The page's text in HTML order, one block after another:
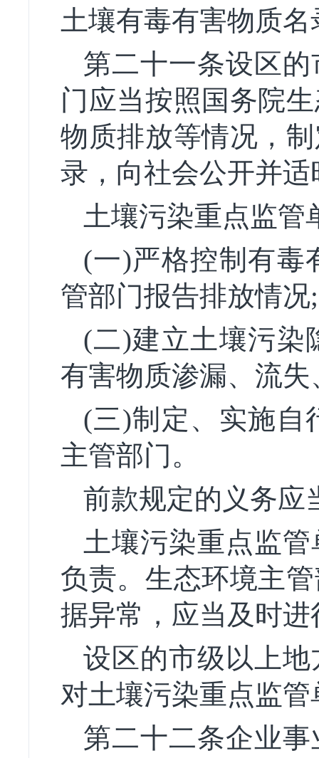
土壤有毒有害物质
第二十一条设区
门应当按照国务院
物质排放等情况，
录，向社会公开并适
土壤污染重点监管
(一)严格控制有毒
管部门报告排放情况;
(二)建立土壤污染
有害物质渗漏、流失
(三)制定、实施自
主管部门。
前款规定的义务应
土壤污染重点监
负责。生态环境主
据异常，应当及时进
设区的市级以上
对土壤污染重点监
第二十二条企业